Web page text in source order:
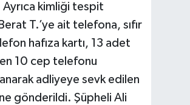
Ayrıca kimliği tespit
T.’ye ait telefona, sıfır
hafıza kartı, 13 adet
10 cep telefonu
adliyeye sevk edilen
gönderildi. Şüpheli Ali